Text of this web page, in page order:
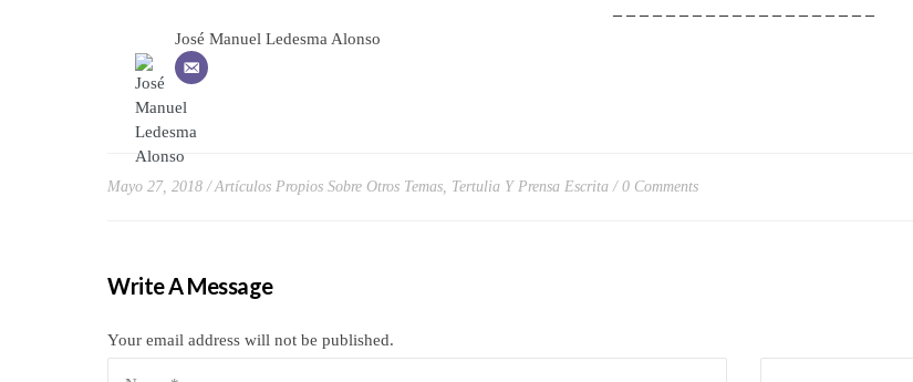
– – – – – – – – – – – – – – – – – – – –
José Manuel Ledesma Alonso
Mayo 27, 2018 Artículos Propios Sobre Otros Temas Tertulia Y Prensa Escrita 0 Comments
Write A Message
Your email address will not be published.